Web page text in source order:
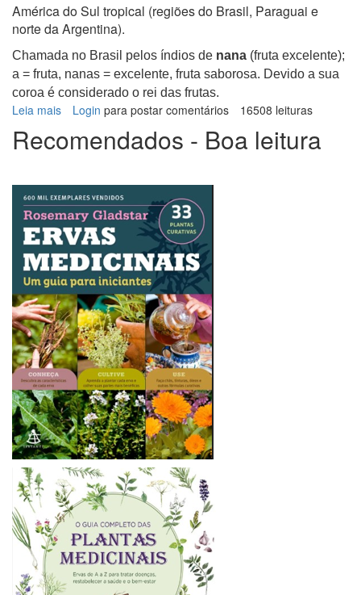
América do Sul tropical (regiões do Brasil, Paraguai e
norte da Argentina).
Chamada no Brasil pelos índios de nana (fruta excelente);
a = fruta, nanas = excelente, fruta saborosa. Devido a sua
coroa é considerado o rei das frutas.
Leia mais sobre
Login para postar comentários 16508 leituras
Recomendados - Boa leitura